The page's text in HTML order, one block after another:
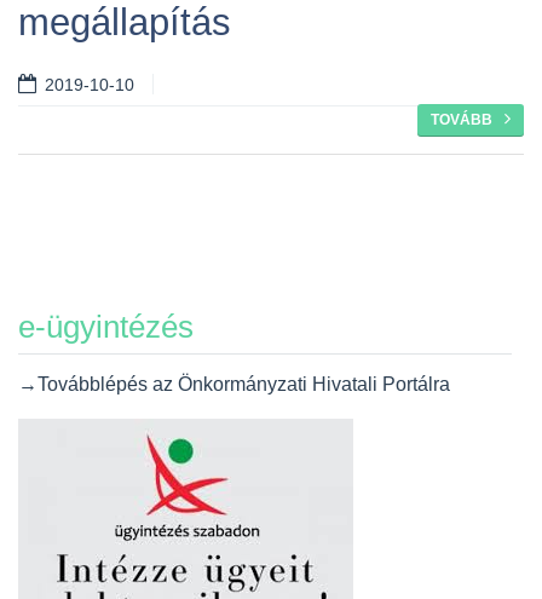
megállapítás
2019-10-10
TOVÁBB
e-ügyintézés
→Továbblépés az Önkormányzati Hivatali Portálra